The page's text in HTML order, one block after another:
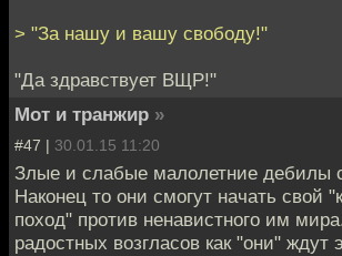
> "За нашу и вашу свободу!"
"Да здравствует ВЩР!"
Мот и транжир »
#47 | 30.01.15 11:20
Злые и слабые малолетние дебилы
Наконец то они смогут начать свой
поход" против ненавистного им
радостных возгласов как "они" ждут